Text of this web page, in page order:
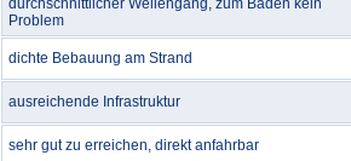
durchschnittlicher Wellengang, zum Baden kein
Problem
dichte Bebauung am Strand
ausreichende Infrastruktur
sehr gut zu erreichen, direkt anfahrbar